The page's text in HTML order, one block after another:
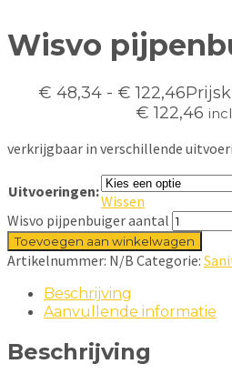
Wisvo
€ 48,34 - € 122,46
€ 122,46
verkrijgbaar in verschillende
Uitvoeringen:
Wissen
Wisvo pijpenbuiger aantal
Toevoegen aan winkelwagen
Artikelnummer: N/B Categorie:
Beschrijving
Aanvullende informatie
Beschrijving